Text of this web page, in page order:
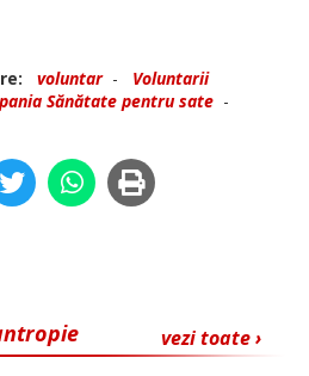
voluntar- Voluntarii
Sănătate pentru sate -
vezi toate ›